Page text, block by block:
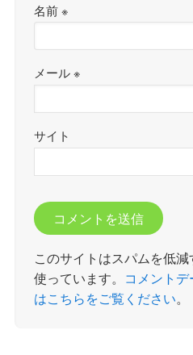
名前※
メール※
サイト
このサイトはスパムを低
使っています。 コメント
はこちらをご覧ください。